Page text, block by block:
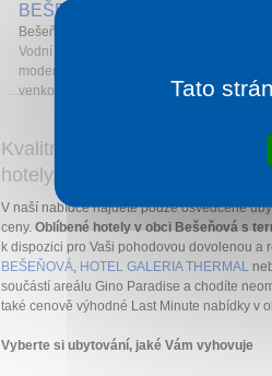
BEŠEŇOVÁ
Bešeňová
Vodní park Bešeňová je celoročně přístupný
moderní areál s venkovními i krytými
venkovními tobogány, krytou toboganovou
Kvalitní ubytování u Vašeho
hotely, wellness, penziony.
V naší nabídce najdete pouze osvědčené
ceny. Oblíbené hotely v obci Bešeňová s
k dispozici pro Vaši pohodovou dovolenou a
BEŠEŇOVÁ, HOTEL GALERIA THERMAL
součástí areálu Gino Paradise a chodíte
také cenově výhodné Last Minute nabídky v
Vyberte si ubytování, jaké Vám vyhovuje
Tato